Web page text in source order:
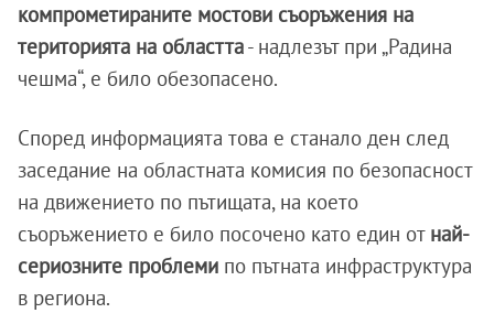
компрометираните мостови съоръжения на
територията на областта- надлезът при „Радина
чешма“, е било обезопасено.
Според информацията това е станало ден след
заседание на областната комисия по безопасност
на движението по пътищата, на което
съоръжението е било посочено като един от най-
сериозните проблеми по пътната инфраструктура
в региона.